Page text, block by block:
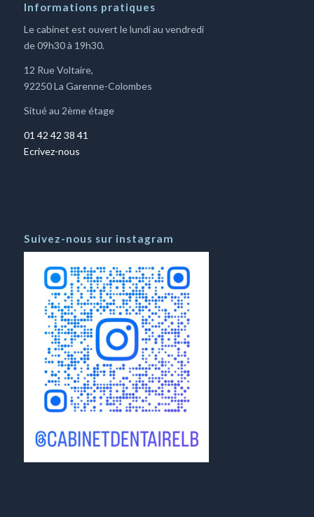
Informations pratiques
Le cabinet est ouvert le lundi au vendredi
de 09h30 à 19h30.
12 Rue Voltaire,
92250 La Garenne-Colombes
Situé au 2ème étage
01 42 42 38 41
Ecrivez-nous
Suivez-nous sur instagram